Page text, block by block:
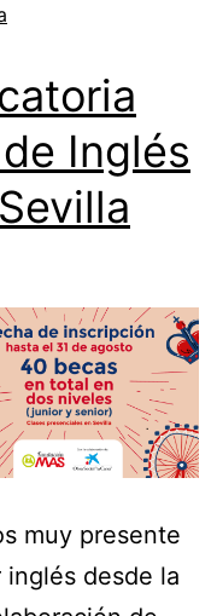
Inglés
muy presente
desde la